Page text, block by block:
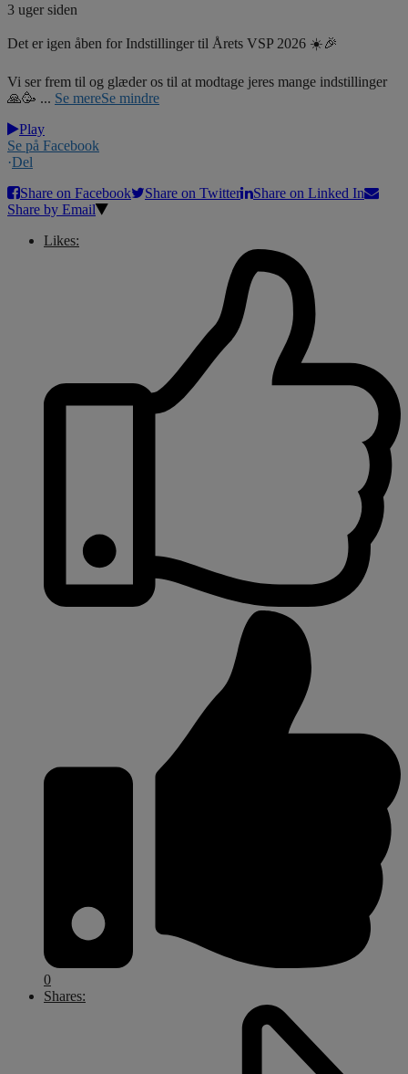
3 uger siden
Det er igen åben for Indstillinger til Årets VSP 2026 ☀️🎉
Vi ser frem til og glæder os til at modtage jeres mange indstillinger
🙏🥳 ... Se mereSe mindre
Play
Se på Facebook
·Del
Share on Facebook
Share on Twitter
Share on Linked In
Share by Email
Likes:
0
Shares: